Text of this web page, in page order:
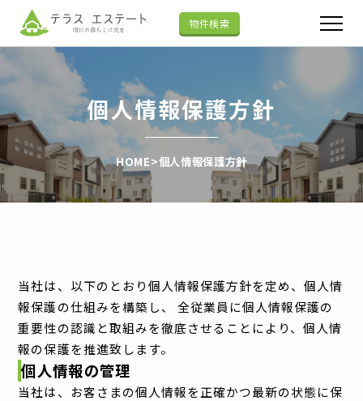
物件検索
個人情報保護方針
HOME>個人情報保護方針
当社は、以下のとおり個人情報保護方針を定め、個人情
報保護の仕組みを構築し、 全従業員に個人情報保護の
重要性の認識と取組みを徹底させることにより、個人情
報の保護を推進致します。
個人情報の管理
当社は、お客さまの個人情報を正確かつ最新の状態に保